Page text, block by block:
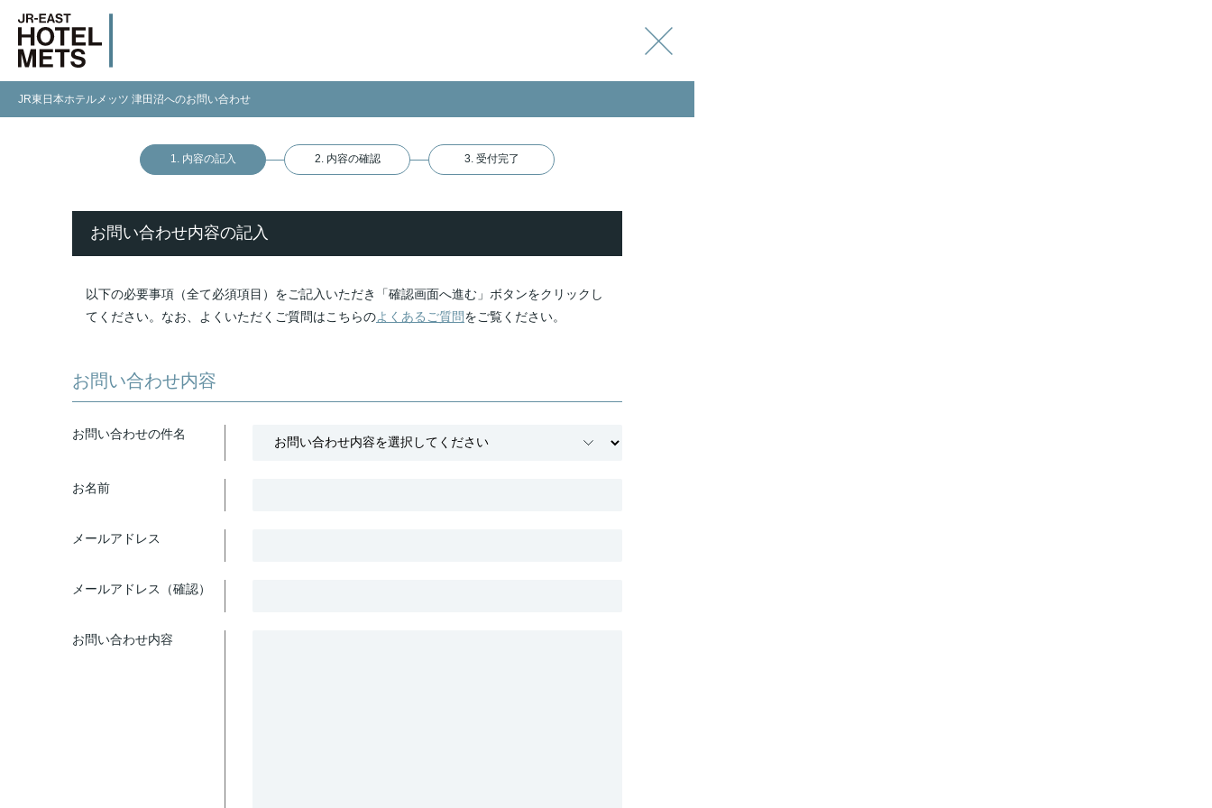
JR東日本ホテルメッツ 津田沼へのお問い合わせ
1. 内容の記入 2. 内容の確認 3. 受付完了
お問い合わせ内容の記入
以下の必要事項（全て必須項目）をご記入いただき「確認画面へ進む」ボタンをクリックし
てください。なお、よくいただくご質問はこちらのよくあるご質問をご覧ください。
お問い合わせ内容
お問い合わせの件名
お名前
メールアドレス
メールアドレス（確認）
お問い合わせ内容